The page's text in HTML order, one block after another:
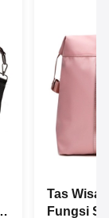
Tas
Fungsi